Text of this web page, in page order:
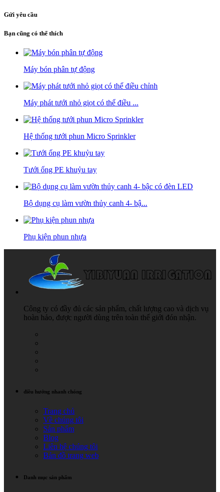
Gửi yêu cầu
Bạn cũng có thể thích
Máy bón phân tự động
Máy phát tưới nhỏ giọt có thể điều ...
Hệ thống tưới phun Micro Sprinkler
Tưới ống PE khuỷu tay
Bộ dụng cụ làm vườn thủy canh 4- bậ...
Phụ kiện phun nhựa
Công ty có đầy đủ các sản phẩm, chất lượng cao và dịch vụ
hoàn hảo, được người dùng trên toàn thế giới đón nhận.
điều hướng nhanh chóng
Trang chủ
Về chúng tôi
Sản phẩm
Blog
Liên hệ chúng tôi
Bản đồ trang web
Danh mục sản phẩm